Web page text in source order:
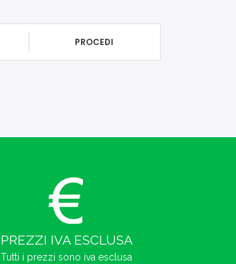
PROCEDI
PREZZI IVA ESCLUSA
Tutti i prezzi sono iva esclusa